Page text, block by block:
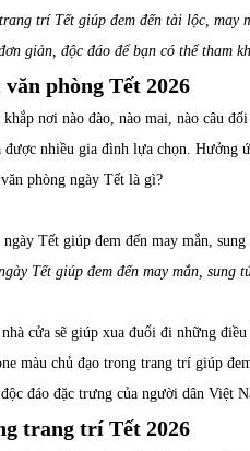
trí Tết giúp đem đến tài lộc, may
giản, độc đáo để bạn có thể tham
phòng Tết 2026
nơi nào đào, nào mai, nào câu
nhiều gia đình lựa chọn. Hưởng
phòng ngày Tết là gì?
Tết giúp đem đến may mắn, sung
cửa sẽ giúp xua đuổi đi những
màu chủ đạo trong trang trí giúp
đáo đặc trưng của người dân Việt
trang trí Tết 2026